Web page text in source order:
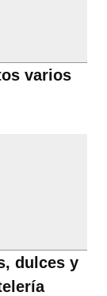
varios
dulces y